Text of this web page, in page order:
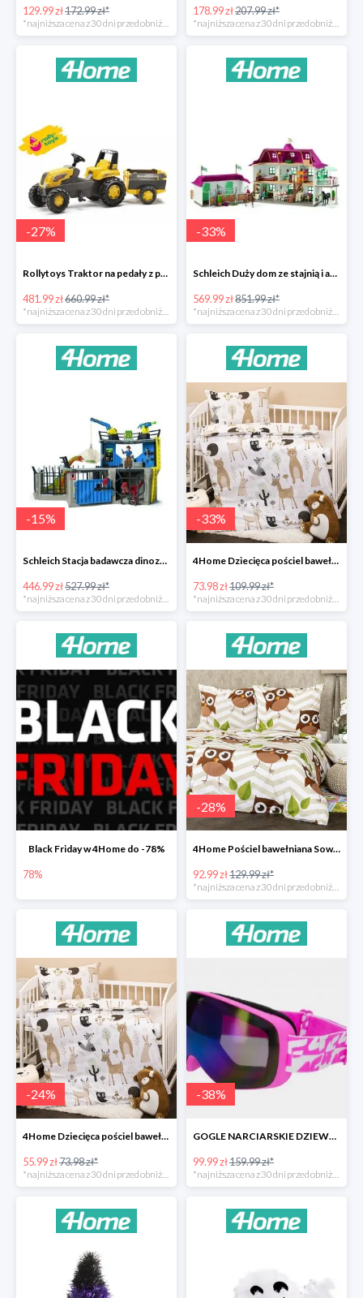
129.99 zł172.99 zł*
*najniższa cena z 30 dni przed obniżką
178.99 zł207.99 zł*
*najniższa cena z 30 dni przed obniżką
-27%
Rollytoys Traktor na pedały z przyczepą Farm Rolly Junior -27%
481.99 zł660.99 zł*
-33%
Schleich Duży dom ze stajnią i akcesoriami -33%
569.99 zł851.99 zł*
-15%
Schleich Stacja badawcza dinozaurów -15%
446.99 zł527.99 zł*
*najniższa cena z 30 dni przed obniżką
-33%
4Home Dziecięca pościel bawełniana do łóżeczka Nordic Friends -33%
73.98 zł109.99 zł*
*najniższa cena z 30 dni przed obniżką
Black Friday w 4Home do -78%
78%
-28%
4Home Pościel bawełniana Sowy -28%
92.99 zł129.99 zł*
-24%
4Home Dziecięca pościel bawełniana do łóżeczka Nordic Friends -24%
55.99 zł73.98 zł*
-38%
GOGLE NARCIARSKIE DZIEWCZĘCE -37%
99.99 zł159.99 zł*